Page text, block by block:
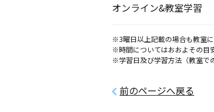
オンライン&教室学習
※3曜日以上記載の場合も教室に
※時間についてはおおよその目
※学習日及び学習方法（教室で
前のページへ戻る